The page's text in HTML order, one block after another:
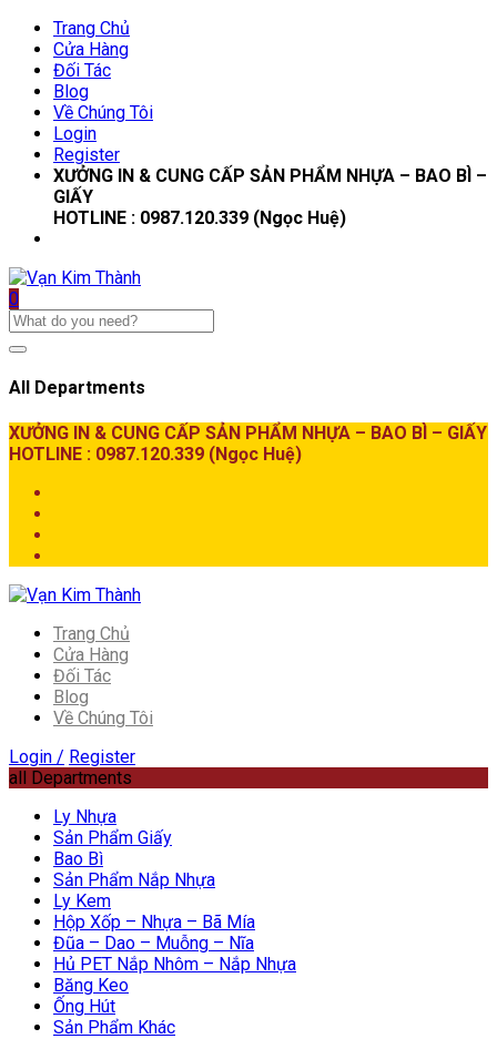
Trang Chủ
Cửa Hàng
Đối Tác
Blog
Về Chúng Tôi
Login
Register
XƯỞNG IN & CUNG CẤP SẢN PHẨM NHỰA – BAO BÌ –
GIẤY
HOTLINE : 0987.120.339 (Ngọc Huệ)
0
All Departments
XƯỞNG IN & CUNG CẤP SẢN PHẨM NHỰA – BAO BÌ – GIẤY
HOTLINE : 0987.120.339 (Ngọc Huệ)
Trang Chủ
Cửa Hàng
Đối Tác
Blog
Về Chúng Tôi
Login / Register
all Departments
Ly Nhựa
Sản Phẩm Giấy
Bao Bì
Sản Phẩm Nắp Nhựa
Ly Kem
Hộp Xốp – Nhựa – Bã Mía
Đũa – Dao – Muỗng – Nĩa
Hủ PET Nắp Nhôm – Nắp Nhựa
Băng Keo
Ống Hút
Sản Phẩm Khác